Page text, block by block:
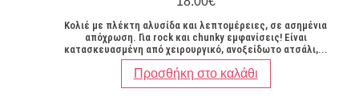
Κολιέ με πλέκτη αλυσίδα και λεπτομέρειες, σε ασημένια
απόχρωση. Για rock και chunky εμφανίσεις! Είναι
κατασκευασμένη από χειρουργικό, ανοξείδωτο ατσάλι,...
Προσθήκη στο καλάθι